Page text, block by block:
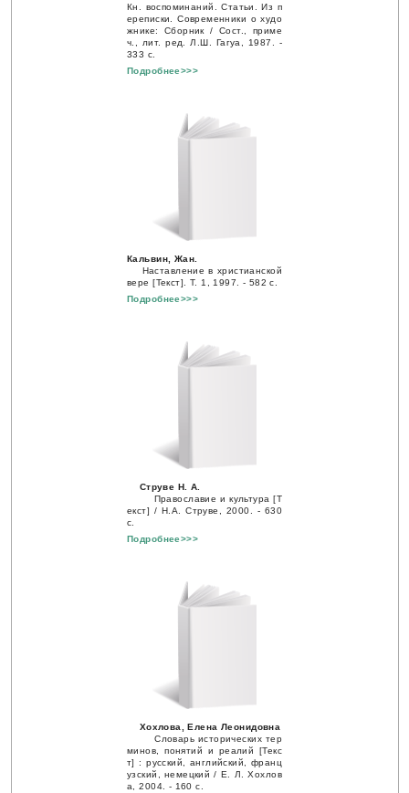
Кн. воспоминаний. Статьи. Из п
ереписки. Современники о худо
жнике: Сборник / Сост., приме
ч., лит. ред. Л.Ш. Гагуа, 1987. -
333 с.
Подробнее>>>
Кальвин, Жан.
Наставление в христианской
вере [Текст] . Т. 1, 1997. - 582 с.
Подробнее>>>
Струве Н. А.
Православие и культура [Т
екст] / Н.А. Струве, 2000. - 630
с.
Подробнее>>>
Хохлова, Елена Леонидовна
Словарь исторических тер
минов, понятий и реалий [Текс
т] : русский, английский, франц
узский, немецкий / Е. Л. Хохлов
а, 2004. - 160 с.